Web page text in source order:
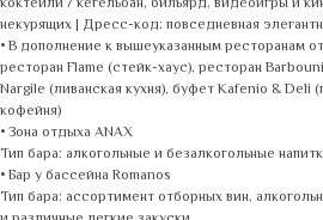
некурящих | Дресс-код: повседневная
• В дополнение к вышеуказанным ресторанам
ресторан Flame (стейк-хаус), ресторан
Nargile (ливанская кухня), буфет Kafenio & Deli
кофейня)
• Зона отдыха ANAX
Тип бара: алкогольные и безалкогольные
• Бар у бассейна Romanos
Тип бара: ассортимент отборных вин,